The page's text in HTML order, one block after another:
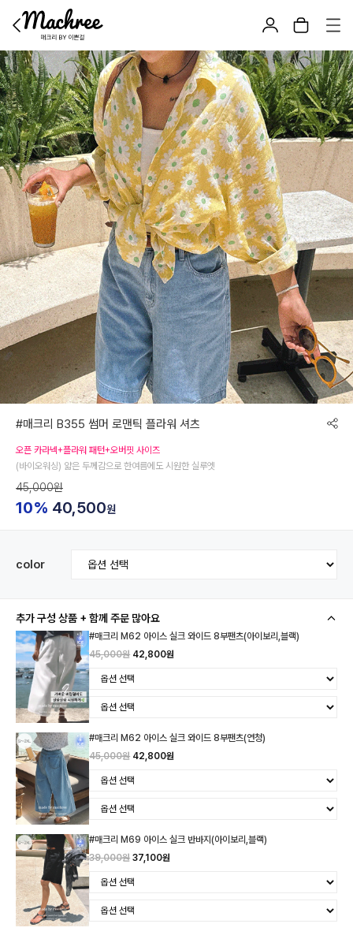
#매크리 B355 썸머 로맨틱 플라워 셔츠
오픈 카라넥+플라워 패턴+오버핏 사이즈
(바이오워싱) 얇은 두께감으로 한여름에도 시원한 실루엣
45,000원
10% 40,500원
color
추가 구성 상품 + 함께 주문 많아요
#매크리 M62 아이스 실크 와이드 8부팬츠(아이보리,블랙)
45,000원 42,800원
#매크리 M62 아이스 실크 와이드 8부팬츠(연청)
45,000원 42,800원
#매크리 M69 아이스 실크 반바지(아이보리,블랙)
39,000원 37,100원